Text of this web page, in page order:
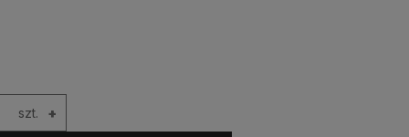
szt. +